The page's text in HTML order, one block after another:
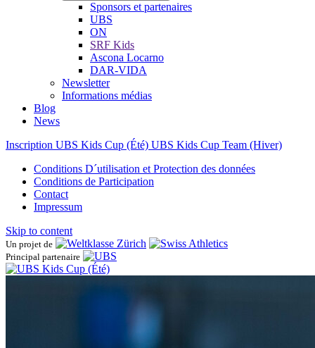
Sponsors et partenaires
UBS
ON
SRF Kids
Ascona ​Locarno
DAR-VIDA
Newsletter
Informations médias
Blog
News
Inscription UBS Kids Cup (Été) UBS Kids Cup Team (Hiver)
Conditions D´utilisation et Protection des données
Conditions de Participation
Contact
Impressum
Skip to content
Un projet de
Principal partenaire